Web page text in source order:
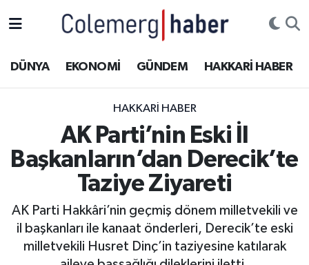
DÜNYA EKONOMİ GÜNDEM HAKKARİ HABER
HAKKARI HABER
AK Parti’nin Eski İl
Başkanların’dan Derecik’te
Taziye Ziyareti
AK Parti Hakkâri’nin geçmiş dönem milletvekili ve
il başkanları ile kanaat önderleri, Derecik’te eski
milletvekili Husret Dinç’in taziyesine katılarak
ASAYİŞ
DOĞA
EĞİTİM
Hakkâri Hava Durumu
Hakkari Namaz Vakitleri
Hakkâri Trafik Yoğunluk Haritası
Süper Lig Puan Durumu ve Fikstür
Tüm Manşetler